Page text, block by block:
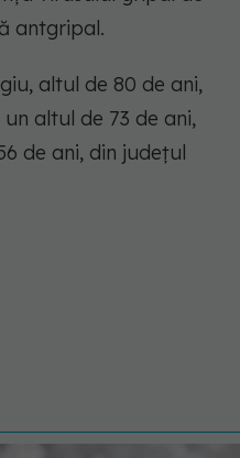
antgripal.
altul de 80 de ani,
altul de 73 de ani,
de ani, din judeţul